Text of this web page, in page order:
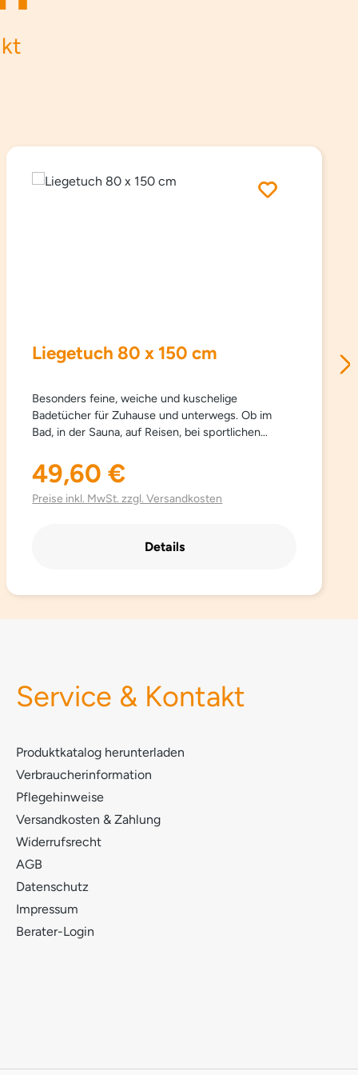
Liegetuch 80 x 150 cm
Besonders feine, weiche und kuschelige
Badetücher für Zuhause und unterwegs. Ob im
Bad, in der Sauna, auf Reisen, bei sportlichen
schnelltrocknend, atmungsaktiv, besonders leicht,
saugfähig, einfach zu pflegen und Platz sparend.
Aus hochwertig gebürsteter Mikrofaser mit
Regulärer Preis:
49,60 €
Preise inkl. MwSt. zzgl. Versandkosten
Details
Service & Kontakt
Produktkatalog herunterladen
Verbraucherinformation
Pflegehinweise
Versandkosten & Zahlung
Widerrufsrecht
AGB
Datenschutz
Impressum
Berater-Login